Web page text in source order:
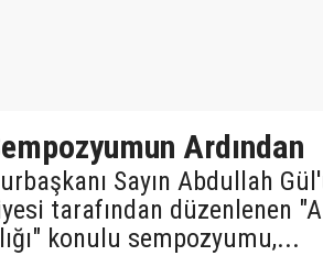
Ardından
Sayın Abdullah
tarafından düzenlenen
konulu sempozyumu,...